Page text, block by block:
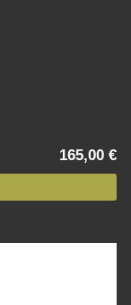
165,00 €